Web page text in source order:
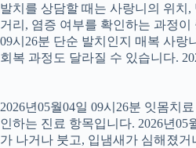
발치를 상담할 때는 사랑니의 위치,
거리, 염증 여부를 확인하는 과정이
09시26분 단순 발치인지 매복 사랑
회복 과정도 달라질 수 있습니다.
2026년05월04일 09시26분 잇몸치
인하는 진료 항목입니다. 2026년05
가 나거나 붓고, 입냄새가 심해졌거